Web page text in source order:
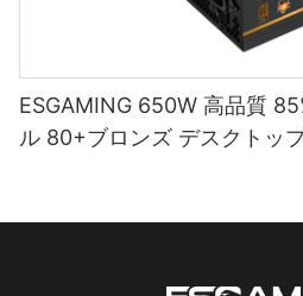
ESGAMING 650W 高品質
ル 80+ブロンズ デスクトッ